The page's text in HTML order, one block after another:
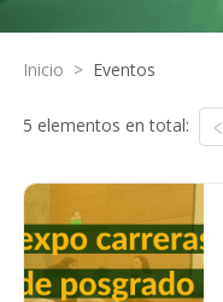
Inicio > Eventos
5 elementos en total: